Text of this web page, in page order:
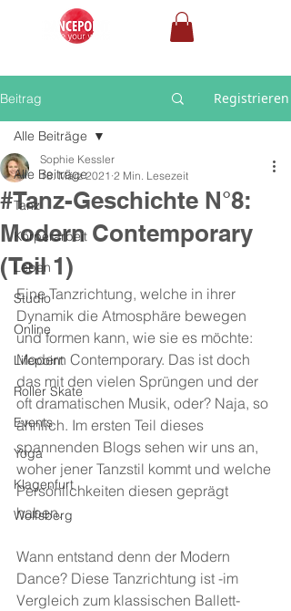
Beitrag Registrieren
Alle Beiträge
Tanz
Körperarbeit
Leben
Studio
Online
Lifepoint
Roller Skate
Events
Yoga
Klagenfurt
Wolfsberg
Alle Beiträge
#Tanz-Geschichte N°8:
Modern Contemporary
(Teil 1)
Sophie Kessler
18. März 2021 2 Min. Lesezeit
Eine Tanzrichtung, welche in ihrer
Dynamik die Atmosphäre bewegen
und formen kann, wie sie es möchte:
Modern Contemporary. Das ist doch
das mit den vielen Sprüngen und der
oft dramatischen Musik, oder? Naja, so
ähnlich. Im ersten Teil dieses
spannenden Blogs sehen wir uns an,
woher jener Tanzstil kommt und welche
Persönlichkeiten diesen geprägt
haben.
Wann entstand denn der Modern
Dance? Diese Tanzrichtung ist -im
Vergleich zum klassischen Ballett-